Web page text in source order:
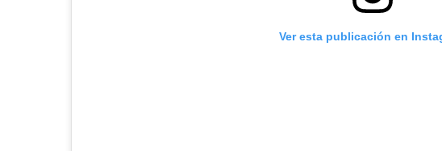
Ver esta publicación en